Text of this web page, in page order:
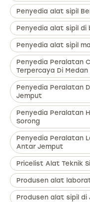
Penyedia alat sipil
Penyedia alat sipil di
Penyedia alat sipil
Penyedia Peralatan
Terpercaya Di
Penyedia Peralatan
Jemput
Penyedia Peralatan
Sorong
Penyedia Peralatan
Antar Jemput
Pricelist Alat Teknik
Produsen alat
Produsen alat sipil di